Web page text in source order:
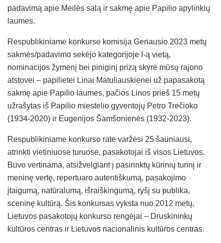
padavimą apie Meilės salą ir sakmę apie Papilio apylinkių
laumes.
Respublikiniame konkurse komisija Geriausio 2023 metų
sakmės/padavimo sekėjo kategorijoje I-ą vietą,
nominacijos žymenį bei piniginį prizą skyrė mūsų rajono
atstovei – papilietei Linai Matuliauskienei už papasakotą
sakmę apie Papilio laumes, pačios Linos prieš 15 metų
užrašytas iš Papilio miestelio gyventojų Petro Trečioko
(1934-2020) ir Eugenijos Šamšonienės (1932-2023).
Respublikiniame konkurso rate varžėsi 25 šauniausi,
atrinkti vietiniuose turuose, pasakotojai iš visos Lietuvos.
Buvo vertinama, atsižvelgiant į pasirinktų kūrinių turinį ir
meninę vertę, repertuaro autentiškumą, pasakojimo
įtaigumą, natūralumą, išraiškingumą, ryšį su publika,
sceninę kultūrą. Šis konkursas vyksta nuo 2012 metų.
Lietuvos pasakotojų konkurso rengėjai – Druskininkų
kultūros centras ir Lietuvos nacionalinis kultūros centras.